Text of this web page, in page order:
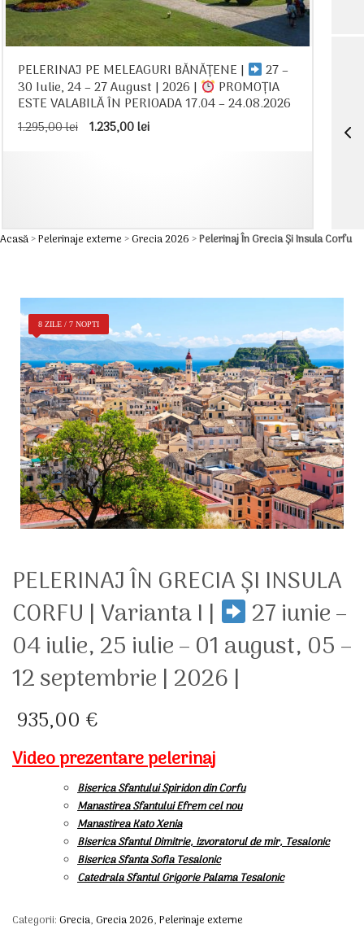
PELERINAJ PE MELEAGURI BĂNĂȚENE | 27 –
30 Iulie, 24 – 27 August | 2026 | PROMOȚIA
ESTE VALABILĂ ÎN PERIOADA 17.04 – 24.08.2026
1.295,00lei Prețul
1.235,00leiPrețul
Acasă>Pelerinaje externe>Grecia 2026>Pelerinaj În Grecia Şi Insula Corfu
8 ZILE / 7 NOPTI
PELERINAJ ÎN GRECIA ŞI INSULA
CORFU | Varianta I |
27 iunie –
04 iulie, 25 iulie – 01 august, 05 –
12 septembrie | 2026 |
935,00 €
Video prezentare pelerinaj
Biserica Sfantului Spiridon din Corfu
Manastirea Sfantului Efrem cel nou
Manastirea Kato Xenia
Biserica Sfantul Dimitrie, izvoratorul de mir, Tesalonic
Biserica Sfanta Sofia Tesalonic
Catedrala Sfantul Grigorie Palama Tesalonic
Categorii:Grecia,Grecia 2026,Pelerinaje externe